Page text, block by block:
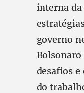
interna da
governo
Bolsonaro
desafios
do